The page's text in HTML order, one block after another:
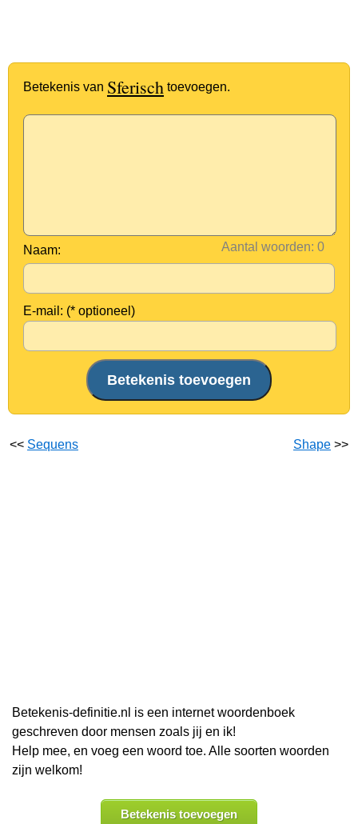
Betekenis van Sferisch toevoegen.
Aantal woorden:
Naam:
E-mail: (* optioneel)
<< Sequens Shape >>
Betekenis-definitie.nl is een internet woordenboek
geschreven door mensen zoals jij en ik!
Help mee, en voeg een woord toe. Alle soorten woorden
zijn welkom!
Betekenis toevoegen